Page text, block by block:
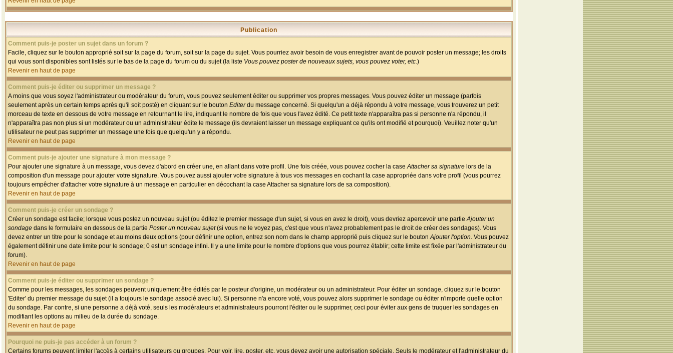
Publication
Comment puis-je poster un sujet dans un forum ?
Facile, cliquez sur le bouton approprié soit sur la page du forum, soit sur la page du sujet. Vous pourriez avoir besoin de vous enregistrer avant de pouvoir poster un message; les droits
qui vous sont disponibles sont listés sur le bas de la page du forum ou du sujet (la liste Vous pouvez poster de nouveaux sujets, vous pouvez voter, etc.)
Revenir en haut de page
Comment puis-je éditer ou supprimer un message ?
A moins que vous soyez l'administrateur ou modérateur du forum, vous pouvez seulement éditer ou supprimer vos propres messages. Vous pouvez éditer un message (parfois
seulement après un certain temps après qu'il soit posté) en cliquant sur le bouton Editerdu message concerné. Si quelqu'un a déjà répondu à votre message, vous trouverez un petit
morceau de texte en dessous de votre message en retournant le lire, indiquant le nombre de fois que vous l'avez édité. Ce petit texte n'apparaîtra pas si personne n'a répondu, il
n'apparaîtra pas non plus si un modérateur ou un administrateur édite le message (ils devraient laisser un message expliquant ce qu'ils ont modifié et pourquoi). Veuillez noter qu'un
utilisateur ne peut pas supprimer un message une fois que quelqu'un y a répondu.
Revenir en haut de page
Comment puis-je ajouter une signature à mon message ?
Pour ajouter une signature à un message, vous devez d'abord en créer une, en allant dans votre profil. Une fois créée, vous pouvez cocher la caseAttacher sa signature lors de la
composition d'un message pour ajouter votre signature. Vous pouvez aussi ajouter votre signature à tous vos messages en cochant la case appropriée dans votre profil (vous pourrez
toujours empêcher d'attacher votre signature à un message en particulier en décochant la case Attacher sa signature lors de sa composition).
Revenir en haut de page
Comment puis-je créer un sondage ?
Créer un sondage est facile; lorsque vous postez un nouveau sujet (ou éditez le premier message d'un sujet, si vous en avez le droit), vous devriez apercevoir une partieAjouter un
sondage dans le formulaire en dessous de la partie Poster un nouveau sujet(si vous ne le voyez pas, c'est que vous n'avez probablement pas le droit de créer des sondages). Vous
devez entrer un titre pour le sondage et au moins deux options (pour définir une option, entrez son nom dans le champ approprié puis cliquez sur le boutonAjouter l'option. Vous pouvez
également définir une date limite pour le sondage; 0 est un sondage infini. Il y a une limite pour le nombre d'options que vous pourrez établir; cette limite est fixée par l'administrateur du
forum).
Revenir en haut de page
Comment puis-je éditer ou supprimer un sondage ?
Comme pour les messages, les sondages peuvent uniquement être édités par le posteur d'origine, un modérateur ou un administrateur. Pour éditer un sondage, cliquez sur le bouton
'Editer' du premier message du sujet (il a toujours le sondage associé avec lui). Si personne n'a encore voté, vous pouvez alors supprimer le sondage ou éditer n'importe quelle option
du sondage. Par contre, si une personne a déjà voté, seuls les modérateurs et administrateurs pourront l'éditer ou le supprimer, ceci pour éviter aux gens de truquer les sondages en
modifiant les options au milieu de la durée du sondage.
Revenir en haut de page
Pourquoi ne puis-je pas accéder à un forum ?
Certains forums peuvent limiter l'accès à certains utilisateurs ou groupes. Pour voir, lire, poster, etc. vous devez avoir une autorisation spéciale. Seuls le modérateur et l'administrateur du